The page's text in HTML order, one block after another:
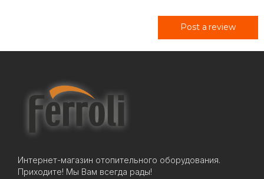
Post a review
Интернет-магазин отопительного оборудования.
Приходите! Мы Вам всегда рады!